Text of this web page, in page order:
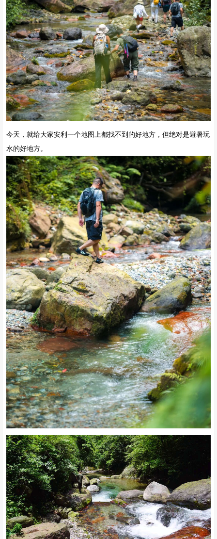
今天，就给大家安利一个地图上都找不到的好地方，但绝对是避暑玩
水的好地方。